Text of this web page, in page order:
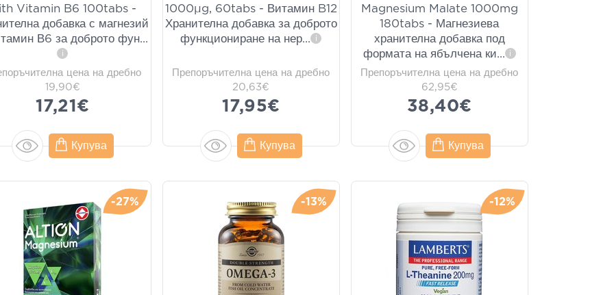
Vitamin Β6 100tabs -
добавка с магнезий
В6 за доброто фун...
i
цена на дребно
19,90€
17,21€
Купува
1000μg, 60tabs - Витамин B12
Хранителна добавка за доброто
функциониране на нер... i
Препоръчителна цена на дребно
20,63€
17,95€
Купува
Magnesium Malate 1000mg
180tabs - Магнезиева
хранителна добавка под
формата на ябълчена ки... i
Препоръчителна цена на дребно
62,95€
38,40€
Купува
-27% -13% -12%